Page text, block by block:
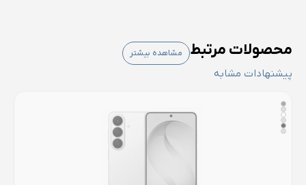
محصولات مرتبط
پیشنهادات مشابه
مشاهده بیشتر